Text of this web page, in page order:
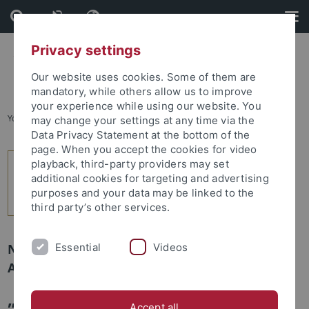
Skip
to
content
Skip
to
footer
You are here: Startseite ... 1
Newsletter Uni Tübingen aktuell Nr. 1/2019:
Alumni Tübingen
„Die Zeit in Tübingen hat mich
Privacy settings
Our website uses cookies. Some of them are
mandatory, while others allow us to improve
your experience while using our website. You
may change your settings at any time via the
Data Privacy Statement at the bottom of the
page. When you accept the cookies for video
playback, third-party providers may set
additional cookies for targeting and advertising
purposes and your data may be linked to the
third party’s other services.
Essential Videos